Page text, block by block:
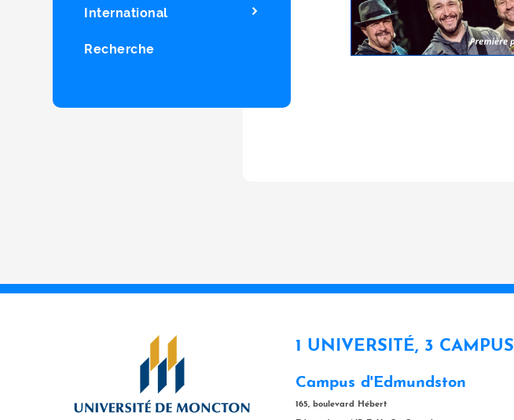
International
Recherche
1 UNIVERSITÉ, 3 CAMPUS
Campus d'Edmundston
165, boulevard Hébert